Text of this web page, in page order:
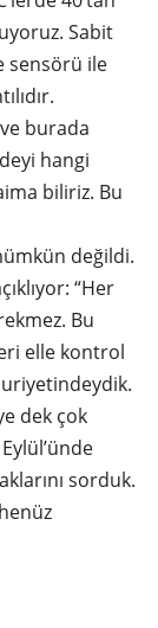
Sabit
sensörü ile
burada
hangi
biliriz. Bu
değildi.
“Her
Bu
elle kontrol
dek çok
sorduk.